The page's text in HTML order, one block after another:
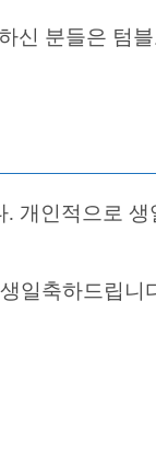
신 분들은 텀
인적으로
일축하드립니